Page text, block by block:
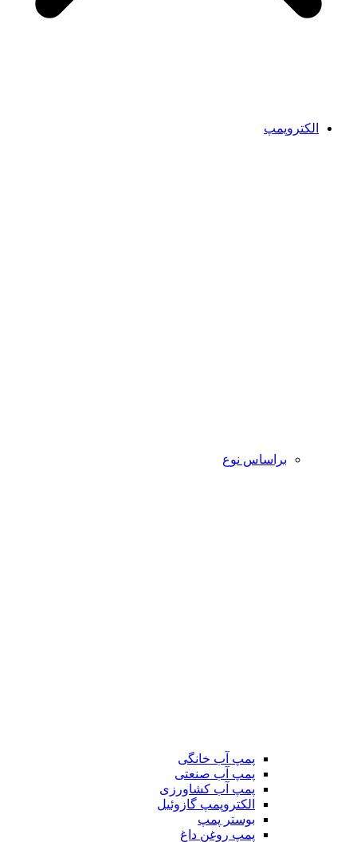
الکتروپمپ
براساس نوع
پمپ آب خانگی
پمپ آب صنعتی
پمپ آب کشاورزی
الکتروپمپ گازوئیل
بوستر پمپ
پمپ روغن داغ